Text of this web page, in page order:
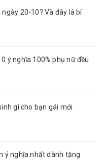
20-10? Và đây là bí
ý nghĩa 100% phụ nữ đều
gì cho bạn gái mới
ý nghĩa nhất dành tặng